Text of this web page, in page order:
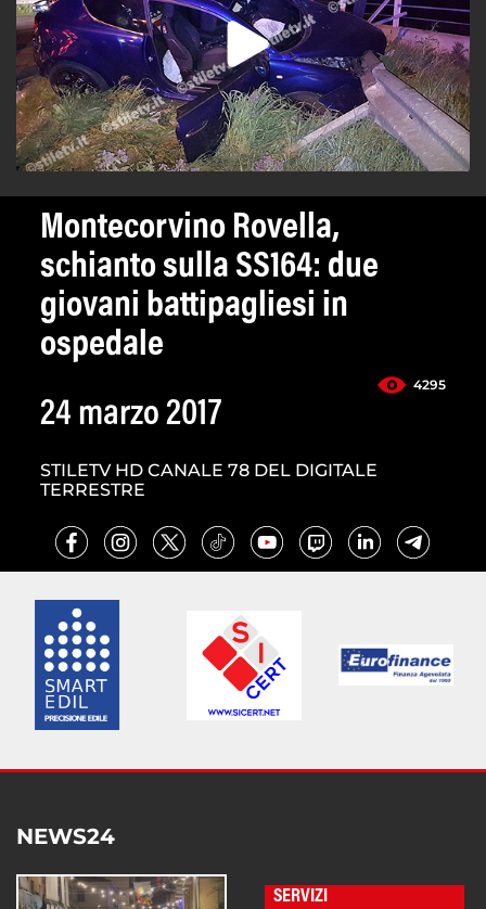
Montecorvino Rovella,
schianto sulla SS164: due
giovani battipagliesi in
ospedale
4295
24 marzo 2017
STILETV HD CANALE 78 DEL DIGITALE
TERRESTRE
NEWS24
SERVIZI